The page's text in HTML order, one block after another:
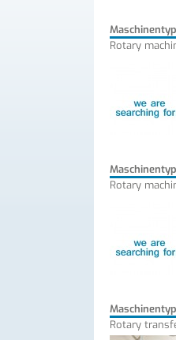
Maschinentyp
Rotary
Maschinentyp
Rotary
Maschinentyp
Rotary